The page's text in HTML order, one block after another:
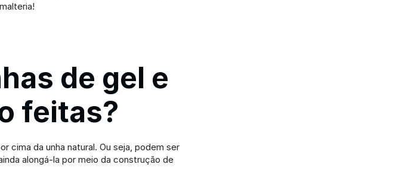
de gel e
feitas?
cima da unha natural. Ou seja, podem ser
alongá-la por meio da construção de